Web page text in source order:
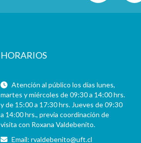
HORARIOS
Atención al público los días lunes,
martes y miércoles de 09:30 a 14:00 hrs.
y de 15:00 a 17:30 hrs. Jueves de 09:30
a 14:00 hrs., previa coordinación de
visita con Roxana Valdebenito.
Email:rvaldebenito@uft.cl